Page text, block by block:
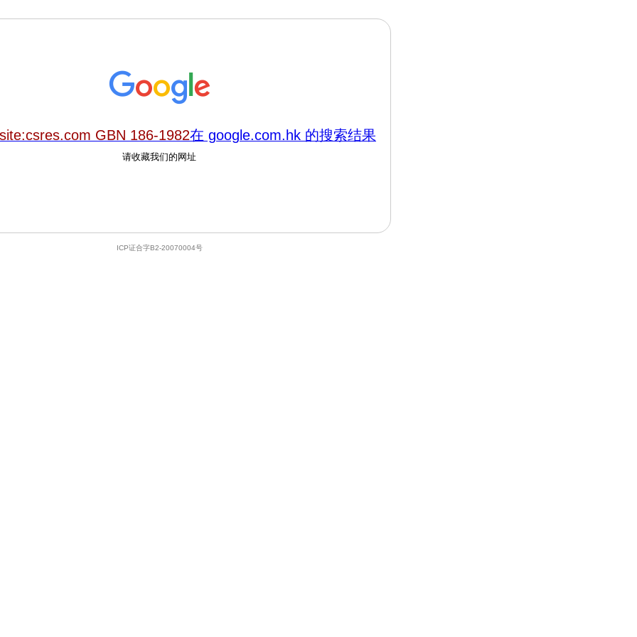
site:csres.com GBN 186-1982在 google.com.hk 的搜索结果
请收藏我们的网址
ICP证合字B2-20070004号